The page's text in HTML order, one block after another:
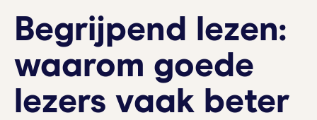
Begrijpend lezen:
waarom goede
lezers vaak beter